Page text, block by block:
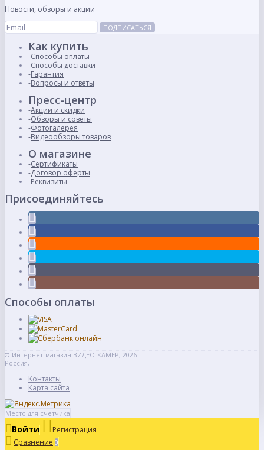
Новости, обзоры и акции
ПОДПИСАТЬСЯ
Как купить
Способы оплаты
Способы доставки
Гарантия
Вопросы и ответы
Пресс-центр
Акции и скидки
Обзоры и советы
Фотогалерея
Видеообзоры товаров
О магазине
Сертификаты
Договор оферты
Реквизиты
Присоединяйтесь
Способы оплаты
© Интернет-магазин ВИДЕО-КАМЕР, 2026
Россия,
Контакты
Карта сайта
Место для счетчика
Войти
Регистрация
Сравнение 0